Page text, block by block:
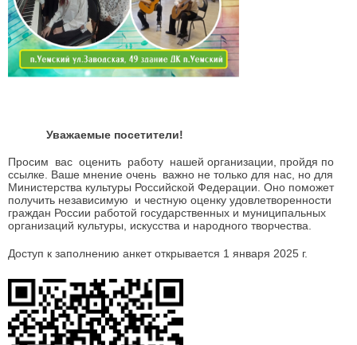
Уважаемые посетители!
Просим вас оценить работу нашей организации, пройдя по
ссылке. Ваше мнение очень важно не только для нас, но для
Министерства культуры Российской Федерации. Оно поможет
получить независимую и честную оценку удовлетворенности
граждан России работой государственных и муниципальных
организаций культуры, искусства и народного творчества.
Доступ к заполнению анкет открывается 1 января 2025 г.